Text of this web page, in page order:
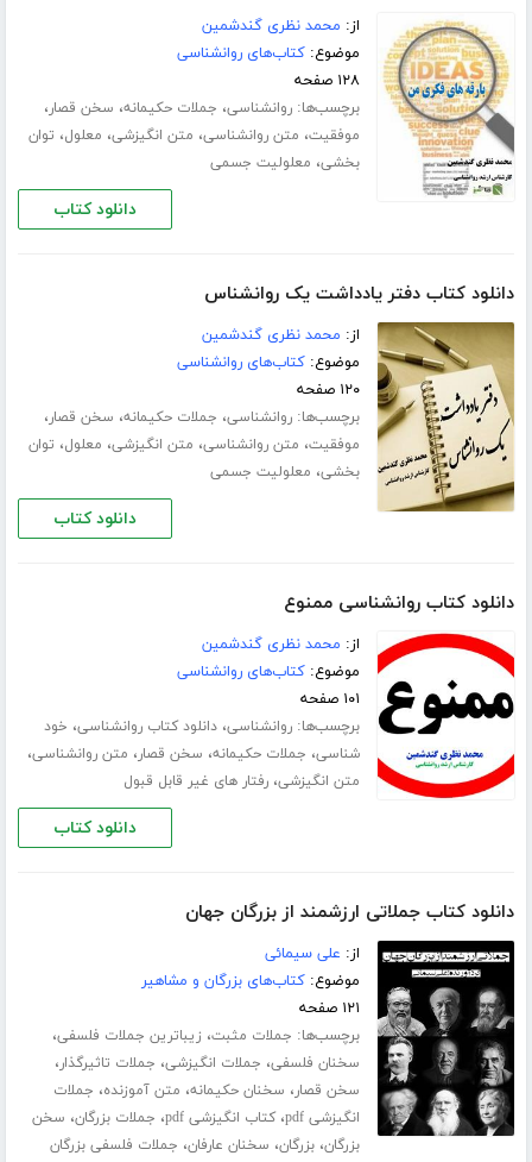
از: محمد نظری گندشمین
موضوع:کتاب‌های روانشناسی
۱۲۸ صفحه
برچسب‌ها:روانشناسی، جملات حکیمانه، سخن قصار،
موفقیت، متن روانشناسی، متن انگیزشی، معلول، توان
بخشی، معلولیت جسمی
دانلود کتاب
دانلود کتاب دفتر یادداشت یک روانشناس
از: محمد نظری گندشمین
موضوع:کتاب‌های روانشناسی
۱۲۰ صفحه
برچسب‌ها:روانشناسی، جملات حکیمانه، سخن قصار،
موفقیت، متن روانشناسی، متن انگیزشی، معلول، توان
بخشی، معلولیت جسمی
دانلود کتاب
دانلود کتاب روانشناسی ممنوع
از: محمد نظری گندشمین
موضوع:کتاب‌های روانشناسی
۱۰۱ صفحه
برچسب‌ها:روانشناسی،دانلود کتاب روانشناسی، خود
شناسی، جملات حکیمانه، سخن قصار، متن روانشناسی،
متن انگیزشی،رفتار های غیر قابل قبول
دانلود کتاب
دانلود کتاب جملاتی ارزشمند از بزرگان جهان
از: علی سیمائی
موضوع:کتاب‌های بزرگان و مشاهیر
۱۲۱ صفحه
برچسب‌ها: جملات مثبت، زیباترین جملات فلسفی،
سخنان فلسفی، جملات انگیزشی، جملات تاثیرگذار،
سخن قصار، سخنان حکیمانه، متن آموزنده، جملات
انگیزشی pdf
،کتاب انگیزشی pdf ، جملات بزرگان، سخن
بزرگان،بزرگان، سخنان عارفان، جملات فلسفی بزرگان